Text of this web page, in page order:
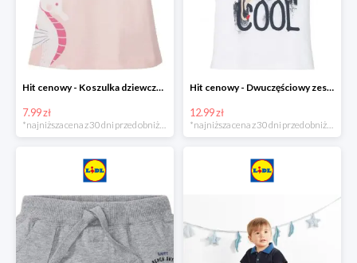
Hit cenowy - Koszulka dziewczęca
7.99 zł
*najniższa cena z 30 dni przed obniżką
Hit cenowy - Dwuczęściowy zestaw chłopięcy
12.99 zł
*najniższa cena z 30 dni przed obniżką